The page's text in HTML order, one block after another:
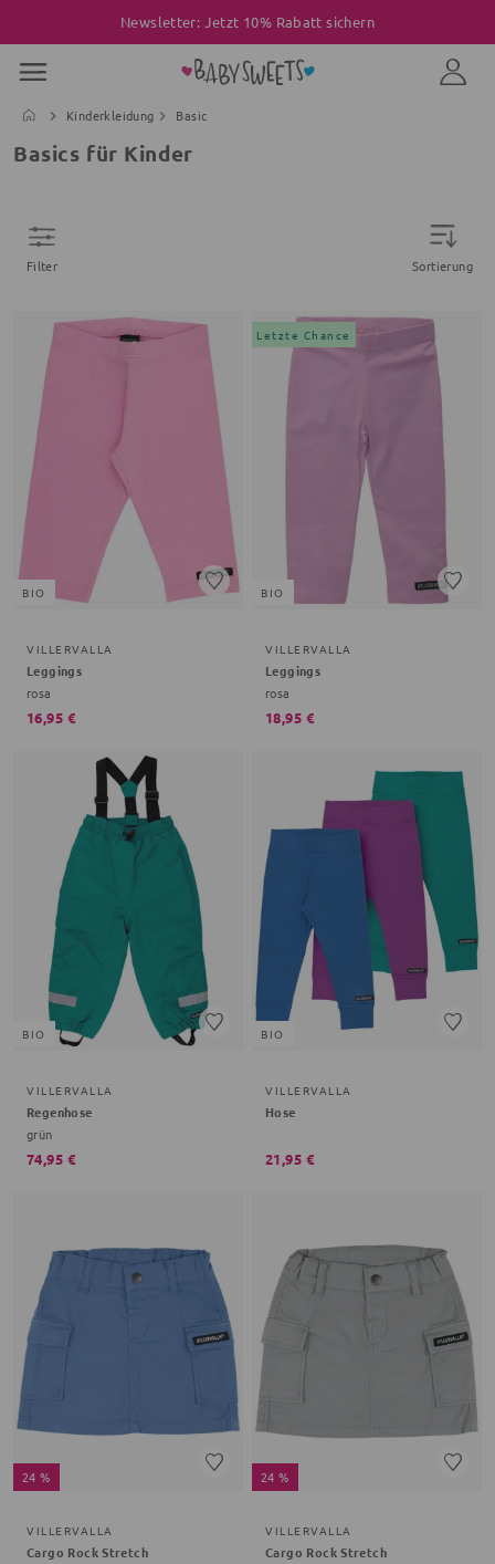
Newsletter: Jetzt 10% Rabatt sichern
Kinderkleidung Basic
Basics für Kinder
Filter Sortierung
BIO
VILLERVALLA
Leggings
rosa
16,95 €
Letzte Chance
BIO
VILLERVALLA
Leggings
rosa
18,95 €
BIO
VILLERVALLA
Regenhose
grün
74,95 €
BIO
VILLERVALLA
Hose
21,95 €
24 %
VILLERVALLA
Cargo Rock Stretch
24 %
VILLERVALLA
Cargo Rock Stretch